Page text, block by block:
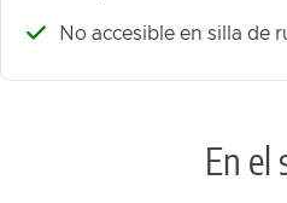
No accesible en silla de
En el